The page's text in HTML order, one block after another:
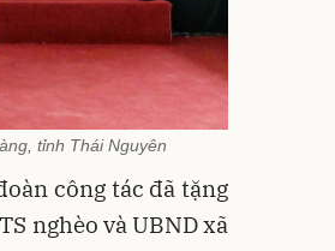
tỉnh Thái Nguyên
công tác đã tặng
nghèo và UBND xã